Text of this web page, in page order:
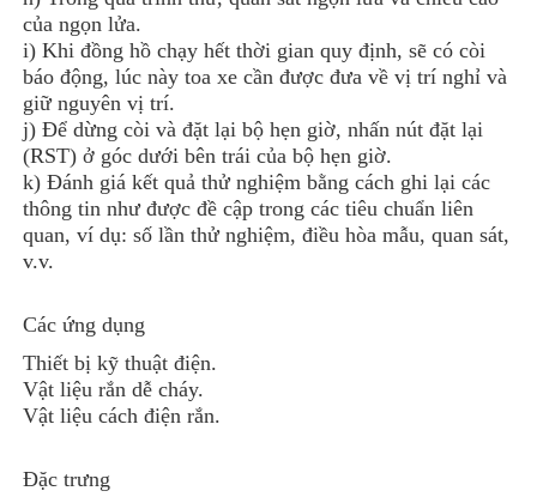
của ngọn lửa.
i) Khi đồng hồ chạy hết thời gian quy định, sẽ có còi
báo động, lúc này toa xe cần được đưa về vị trí nghỉ và
giữ nguyên vị trí.
j) Để dừng còi và đặt lại bộ hẹn giờ, nhấn nút đặt lại
(RST) ở góc dưới bên trái của bộ hẹn giờ.
k) Đánh giá kết quả thử nghiệm bằng cách ghi lại các
thông tin như được đề cập trong các tiêu chuẩn liên
quan, ví dụ: số lần thử nghiệm, điều hòa mẫu, quan sát,
v.v.
Các ứng dụng
Thiết bị kỹ thuật điện.
Vật liệu rắn dễ cháy.
Vật liệu cách điện rắn.
Đặc trưng